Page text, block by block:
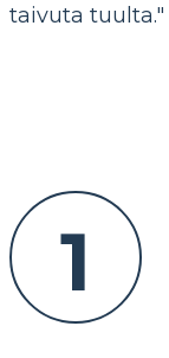
taivuta tuulta."
1